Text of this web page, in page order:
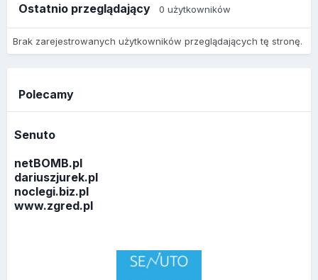
Ostatnio przeglądający 0 użytkowników
Brak zarejestrowanych użytkowników przeglądających tę stronę.
Polecamy
Senuto
netBOMB.pl
dariuszjurek.pl
noclegi.biz.pl
www.zgred.pl